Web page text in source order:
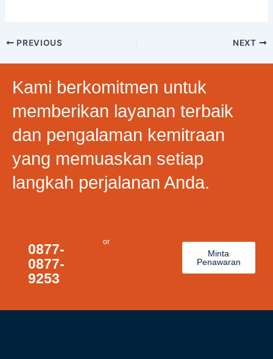
PREVIOUS NEXT
Kami berkomitmen untuk
memberikan layanan terbaik
dan pengalaman kemitraan
yang memuaskan setiap
langkah perjalanan Anda.
0877-
0877-
9253
or
Minta
Penawaran